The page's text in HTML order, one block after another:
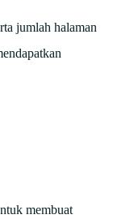
jumlah halaman
membuat